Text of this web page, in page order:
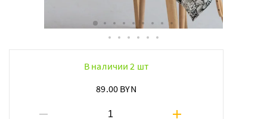
В наличии 2 шт
89.00 BYN